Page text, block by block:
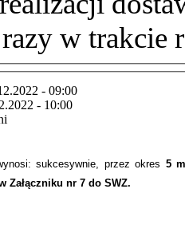
w trakcie
- 09:00
- 10:00
sukcesywnie, przez okres 5
Załączniku nr 7 do SWZ.